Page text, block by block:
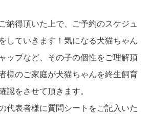
納得頂いた上で、ご予約のスケジュ
していきます！気になる犬猫ちゃん
ップなど、その子の個性をご理解頂
様のご家庭が犬猫ちゃんを終生飼育
認をさせて頂きます。
代表者様に質問シートをご記入いた